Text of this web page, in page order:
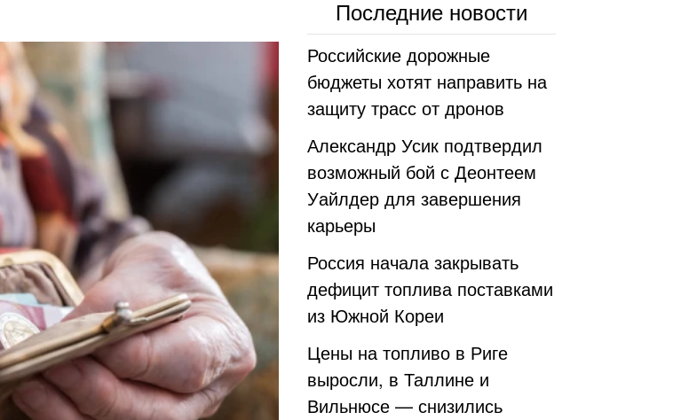
Последние новости
Российские дорожные
бюджеты хотят направить на
защиту трасс от дронов
Александр Усик подтвердил
возможный бой с Деонтеем
Уайлдер для завершения
карьеры
Россия начала закрывать
дефицит топлива поставками
из Южной Кореи
Цены на топливо в Риге
выросли, в Таллине и
Вильнюсе — снизились